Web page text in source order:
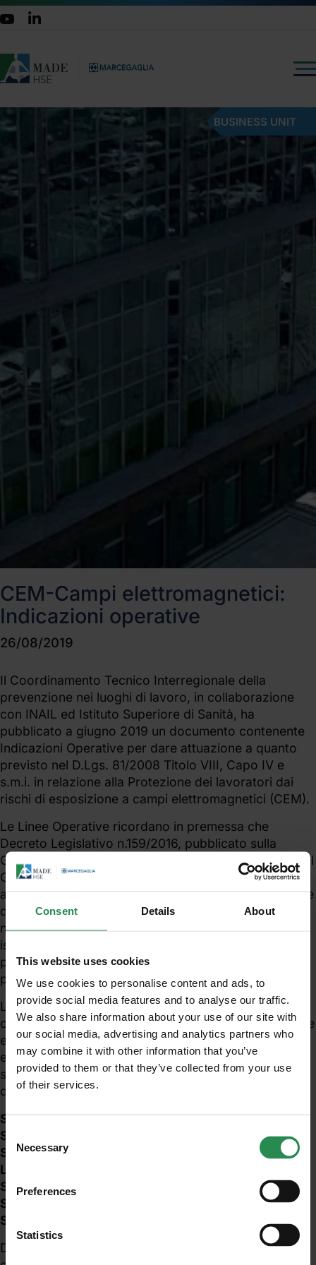
Consent Details About
This website uses cookies
We use cookies to personalise content and ads, to
provide social media features and to analyse our traffic.
We also share information about your use of our site with
our social media, advertising and analytics partners who
may combine it with other information that you’ve
provided to them or that they’ve collected from your use
of their services.
Consent
Selection
Necessary
Preferences
Statistics
BUSINESS UNIT
CEM-Campi elettromagnetici:
Indicazioni operative
26/08/2019
Il Coordinamento Tecnico Interregionale della
prevenzione nei luoghi di lavoro, in collaborazione
con INAIL ed Istituto Superiore di Sanità, ha
pubblicato a giugno 2019 un documento contenente
Indicazioni Operative per dare attuazione a quanto
previsto nel D.Lgs. 81/2008 Titolo VIII, Capo IV e
s.m.i. in relazione alla Protezione dei lavoratori dai
rischi di esposizione a campi elettromagnetici (CEM).
Le Linee Operative ricordano in premessa che
Decreto Legislativo n.159/2016, pubblicato sulla
Gazzetta Ufficiale del 18 agosto 2016, ha modificato il
Capo IV del Titolo VIII del D.lgs. 81/2008, in
attuazione della Direttiva 2013/35/UE sulla protezione
dei lavoratori dai CEM, introducendo importanti
novità rispetto alle quali sono state ora raccolte delle
istruzioni (in revisione delle Linee Operative
pubblicate nell 2014) per la corretta applicazione del
provvedimento.
Le Linee proposte sono pertanto funzionali alla
corretta valutazione e controllo dei rischi per la salute
e la sicurezza nei luoghi di lavoro derivanti da
esposizione a CEM e sono ripartite in 5 sezioni in cui
sono raccolte FAQ di tecnici di settore a cui viene
data circostanziata risposta.
SEZIONE A: EFFETTI SULLA SALUTE E
SORVEGLIANZA SANITARIA
SEZIONE B: METODICHE E STRUMENTAZIONE PER
LA MISURA DEI CEM
SEZIONE C: VALUTAZIONE DEL RISCHIO
SEZIONE D: GESTIONE DEL RISCHIO
SEZIONE E: VIGILANZA
Di particolare interesse è la FAQ D1 relativa al
Unisciti al mondo MadeHSE
obblighi, modifiche, prescrizioni in ambito tecnico